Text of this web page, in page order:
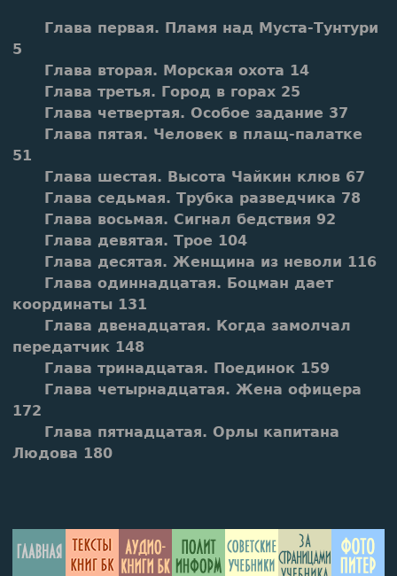
Глава первая. Пламя над Муста-Тунтури
5
Глава вторая. Морская охота 14
Глава третья. Город в горах 25
Глава четвертая. Особое задание 37
Глава пятая. Человек в плащ-палатке
51
Глава шестая. Высота Чайкин клюв 67
Глава седьмая. Трубка разведчика 78
Глава восьмая. Сигнал бедствия 92
Глава девятая. Трое 104
Глава десятая. Женщина из неволи 116
Глава одиннадцатая. Боцман дает
координаты 131
Глава двенадцатая. Когда замолчал
передатчик 148
Глава тринадцатая. Поединок 159
Глава четырнадцатая. Жена офицера
172
Глава пятнадцатая. Орлы капитана
Людова 180